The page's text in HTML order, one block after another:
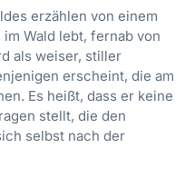
erzählen von einem
Wald lebt, fernab von
als weiser, stiller
erscheint, die am
Es heißt, dass er keine
stellt, die den
selbst nach der